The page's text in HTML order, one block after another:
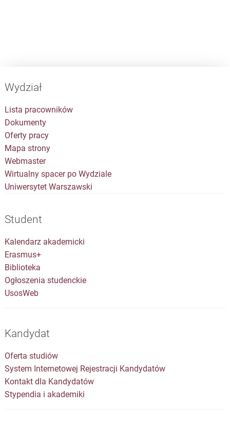
Wydział
Lista pracowników
Dokumenty
Oferty pracy
Mapa strony
Webmaster
Wirtualny spacer po Wydziale
Uniwersytet Warszawski
Student
Kalendarz akademicki
Erasmus+
Biblioteka
Ogłoszenia studenckie
UsosWeb
Kandydat
Oferta studiów
System Internetowej Rejestracji Kandydatów
Kontakt dla Kandydatów
Stypendia i akademiki